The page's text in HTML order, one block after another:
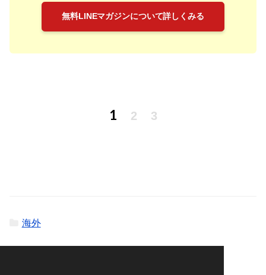
無料LINEマガジンについて詳しくみる
1 2 3
海外